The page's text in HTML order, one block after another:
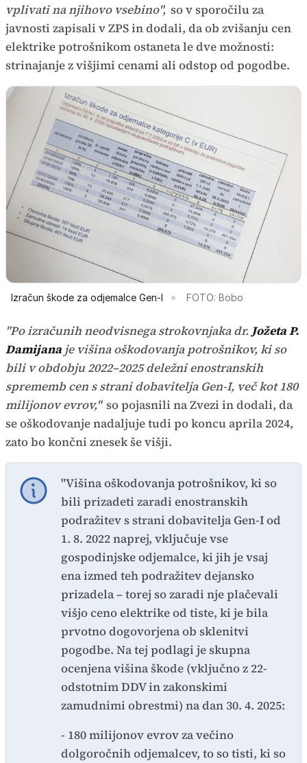
vplivati na njihovo vsebino", so v sporočilu za
javnosti zapisali v ZPS in dodali, da ob zvišanju cen
elektrike potrošnikom ostaneta le dve možnosti:
strinajanje z višjimi cenami ali odstop od pogodbe.
Izračun škode za odjemalce Gen-I FOTO: Bobo
"Po izračunih neodvisnega strokovnjaka dr.Jožeta P.
Damijana je višina oškodovanja potrošnikov, ki so
bili v obdobju 2022–2025 deležni enostranskih
sprememb cen s strani dobavitelja Gen-I, več kot 180
milijonov evrov," so pojasnili na Zvezi in dodali, da
se oškodovanje nadaljuje tudi po koncu aprila 2024,
zato bo končni znesek še višji.
"Višina oškodovanja potrošnikov, ki so
bili prizadeti zaradi enostranskih
podražitev s strani dobavitelja Gen-I od
1. 8. 2022 naprej, vključuje vse
gospodinjske odjemalce, ki jih je vsaj
ena izmed teh podražitev dejansko
prizadela – torej so zaradi nje plačevali
višjo ceno elektrike od tiste, ki je bila
prvotno dogovorjena ob sklenitvi
pogodbe. Na tej podlagi je skupna
ocenjena višina škode (vključno z 22-
odstotnim DDV in zakonskimi
zamudnimi obrestmi) na dan 30. 4. 2025:
- 180 milijonov evrov za večino
dolgoročnih odjemalcev, to so tisti, ki so